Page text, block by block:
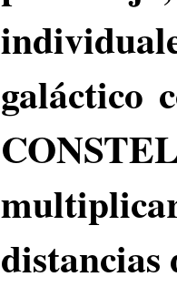
galáctico
distancias